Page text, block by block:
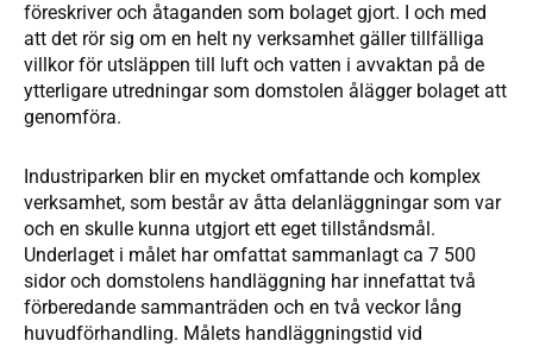
föreskriver och åtaganden som bolaget gjort. I och med
att det rör sig om en helt ny verksamhet gäller tillfälliga
villkor för utsläppen till luft och vatten i avvaktan på de
ytterligare utredningar som domstolen ålägger bolaget att
genomföra.
Industriparken blir en mycket omfattande och komplex
verksamhet, som består av åtta delanläggningar som var
och en skulle kunna utgjort ett eget tillståndsmål.
Underlaget i målet har omfattat sammanlagt ca 7 500
sidor och domstolens handläggning har innefattat två
förberedande sammanträden och en två veckor lång
huvudförhandling. Målets handläggningstid vid